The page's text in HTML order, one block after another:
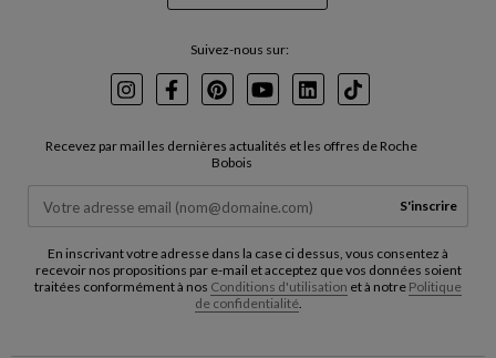
Suivez-nous sur:
InstagramFacebookPinterest
YoutubeLinkedInTikTok
Recevez par mail les dernières actualités et les offres de Roche
Bobois
S'inscrire
En inscrivant votre adresse dans la case ci dessus, vous consentez à
recevoir nos propositions par e-mail et acceptez que vos données soient
traitées conformément à nos Conditions d'utilisation et à notre Politique
de confidentialité.